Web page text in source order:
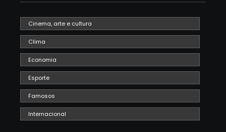
Cinema, arte e cultura
Clima
Economia
Esporte
Famosos
Internacional